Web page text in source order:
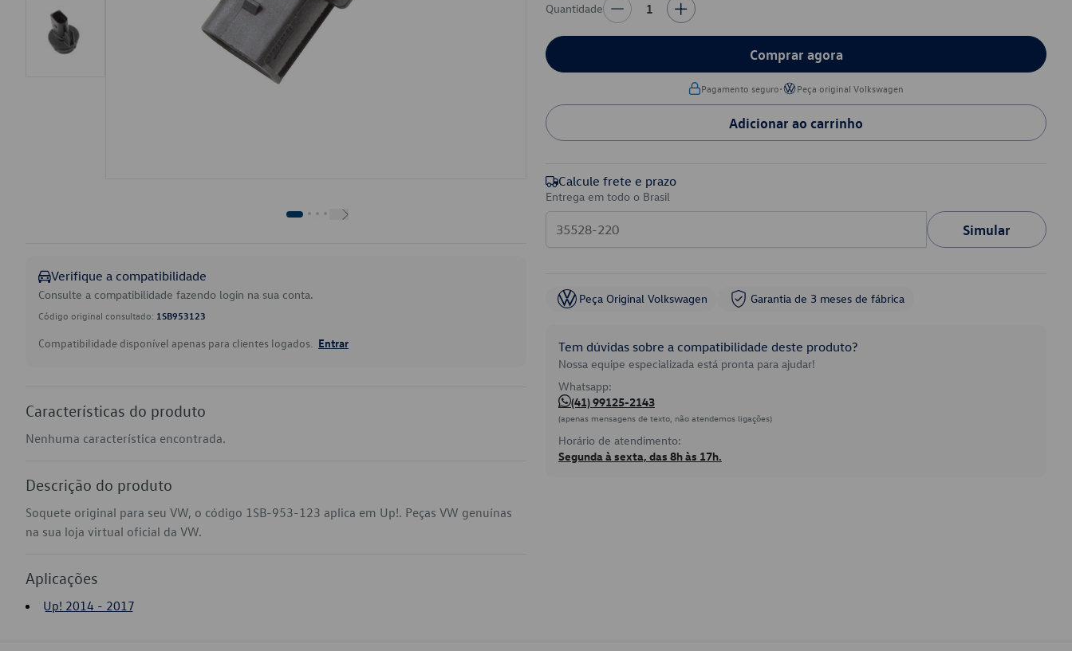
Verifique a compatibilidade
Consulte a compatibilidade fazendo login na sua conta.
Código original consultado: 1SB953123
Compatibilidade disponível apenas para clientes logados. Entrar
Características do produto
Nenhuma característica encontrada.
Descrição do produto
Soquete original para seu VW, o código 1SB-953-123 aplica em Up!. Peças VW genuínas
na sua loja virtual oficial da VW.
Aplicações
Up! 2014 - 2017
Quantidade 1
Comprar agora
Pagamento seguro• Peça original Volkswagen
Adicionar ao carrinho
Calcule frete e prazo
Entrega em todo o Brasil
Simular
Peça Original Volkswagen Garantia de 3 meses de fábrica
Tem dúvidas sobre a compatibilidade deste produto?
Nossa equipe especializada está pronta para ajudar!
Whatsapp:
(41) 99125-2143
(apenas mensagens de texto, não atendemos ligações)
Horário de atendimento:
Segunda à sexta, das 8h às 17h.